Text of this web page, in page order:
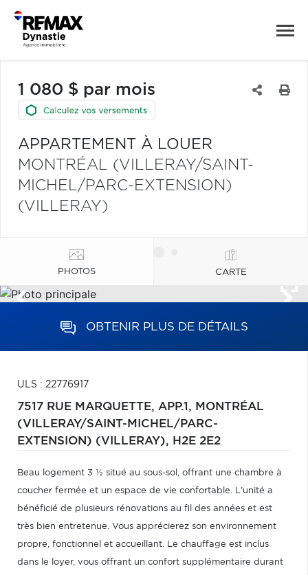
1 080 $ par mois
APPARTEMENT À LOUER
MONTRÉAL (VILLERAY/SAINT-
MICHEL/PARC-EXTENSION)
(VILLERAY)
PHOTOS CARTE
OBTENIR PLUS DE DÉTAILS
ULS : 22776917
7517 RUE MARQUETTE, APP.1, MONTRÉAL
(VILLERAY/SAINT-MICHEL/PARC-
EXTENSION) (VILLERAY), H2E 2E2
Beau logement 3 ½ situé au sous-sol, offrant une chambre à
coucher fermée et un espace de vie confortable. L'unité a
bénéficié de plusieurs rénovations au fil des années et est
très bien entretenue. Vous apprécierez son environnement
propre, fonctionnel et accueillant. Le chauffage est inclus
dans le loyer, vous offrant un confort supplémentaire durant